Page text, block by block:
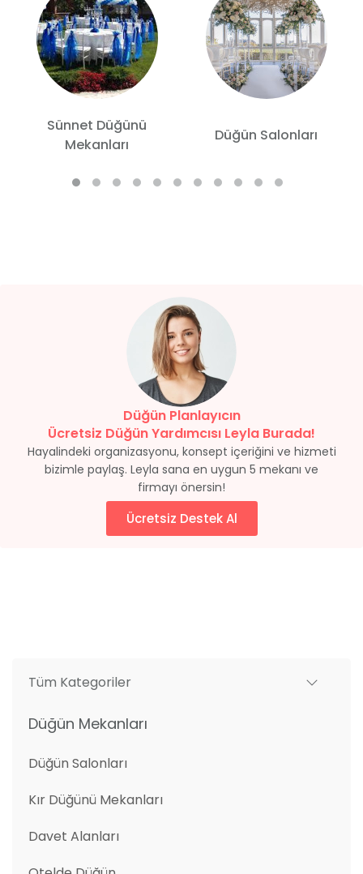
Sünnet Düğünü
Mekanları
Düğün Salonları
Düğün Planlayıcın
Ücretsiz Düğün Yardımcısı Leyla Burada!
Hayalindeki organizasyonu, konsept içeriğini ve hizmeti
bizimle paylaş. Leyla sana en uygun 5 mekanı ve
firmayı önersin!
Ücretsiz Destek Al
Tüm Kategoriler
Düğün Mekanları
Düğün Salonları
Kır Düğünü Mekanları
Davet Alanları